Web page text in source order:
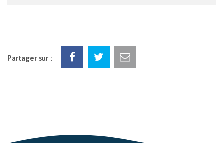
Partager sur :